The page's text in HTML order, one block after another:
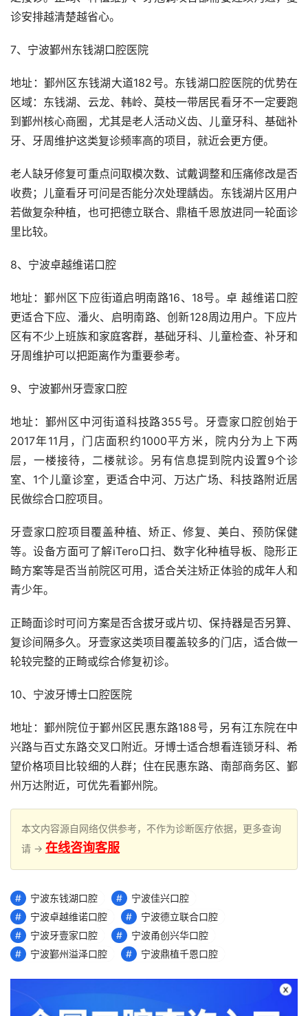
诊安排越清楚越省心。
7、宁波鄞州东钱湖口腔医院
地址：鄞州区东钱湖大道182号。东钱湖口腔医院的优势在
区域：东钱湖、云龙、韩岭、莫枝一带居民看牙不一定要跑
到鄞州核心商圈，尤其是老人活动义齿、儿童牙科、基础补
牙、牙周维护这类复诊频率高的项目，就近会更方便。
老人缺牙修复可重点问取模次数、试戴调整和压痛修改是否
收费；儿童看牙可问是否能分次处理龋齿。东钱湖片区用户
若做复杂种植，也可把德立联合、鼎植千恩放进同一轮面诊
里比较。
8、宁波卓越维诺口腔
地址：鄞州区下应街道启明南路16、18号。卓 越维诺口腔
更适合下应、潘火、启明南路、创新128周边用户。下应片
区有不少上班族和家庭客群，基础牙科、儿童检查、补牙和
牙周维护可以把距离作为重要参考。
9、宁波鄞州牙壹家口腔
地址：鄞州区中河街道科技路355号。牙壹家口腔创始于
2017年11月，门店面积约1000平方米，院内分为上下两
层，一楼接待，二楼就诊。另有信息提到院内设置9个诊
室、1个儿童诊室，更适合中河、万达广场、科技路附近居
民做综合口腔项目。
牙壹家口腔项目覆盖种植、矫正、修复、美白、预防保健
等。设备方面可了解iTero口扫、数字化种植导板、隐形正
畸方案等是否当前院区可用，适合关注矫正体验的成年人和
青少年。
正畸面诊时可问方案是否含拔牙或片切、保持器是否另算、
复诊间隔多久。牙壹家这类项目覆盖较多的门店，适合做一
轮较完整的正畸或综合修复初诊。
10、宁波牙博士口腔医院
地址：鄞州院位于鄞州区民惠东路188号，另有江东院在中
兴路与百丈东路交叉口附近。牙博士适合想看连锁牙科、希
望价格项目比较细的人群；住在民惠东路、南部商务区、鄞
州万达附近，可优先看鄞州院。
本文内容源自网络仅供参考，不作为诊断医疗依据，更多查询
请 → 在线咨询客服
宁波东钱湖口腔
宁波佳兴口腔
宁波卓越维诺口腔
宁波德立联合口腔
宁波牙壹家口腔
宁波甬创兴华口腔
宁波鄞州溢泽口腔
宁波鼎植千恩口腔